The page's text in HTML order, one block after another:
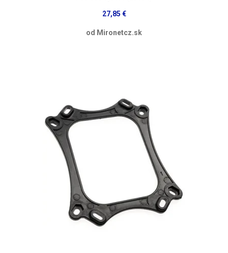
27,85 €
od Mironetcz.sk